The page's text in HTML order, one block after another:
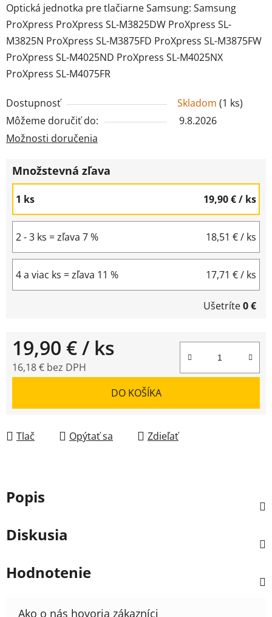
Optická jednotka pre tlačiarne Samsung: Samsung
ProXpress ProXpress SL-M3825DW ProXpress SL-
M3825N ProXpress SL-M3875FD ProXpress SL-M3875FW
ProXpress SL-M4025ND ProXpress SL-M4025NX
ProXpress SL-M4075FR
Dostupnosť Skladom (1 ks)
Môžeme doručiť do:
9.8.2026
Možnosti doručenia
Množstevná zľava
1 ks 19,90 €/ ks
2 - 3 ks = zľava 7 % 18,51 €/ ks
4 a viac ks = zľava 11 % 17,71 €/ ks
Ušetríte0 €
19,90 €/ ks
16,18 € bez DPH
DO KOŠÍKA
Tlač Opýtať sa Zdieľať
Popis
Diskusia
Hodnotenie